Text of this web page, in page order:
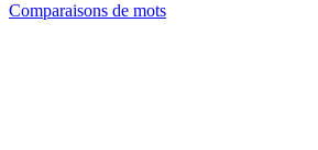
Comparaisons de mots